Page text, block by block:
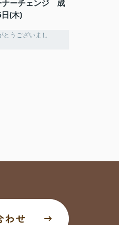
ナーチェンジ 成
(木)
とうございまし